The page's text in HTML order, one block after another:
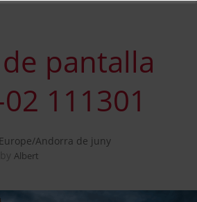
pantalla
111301
Andorra de juny
by Albert